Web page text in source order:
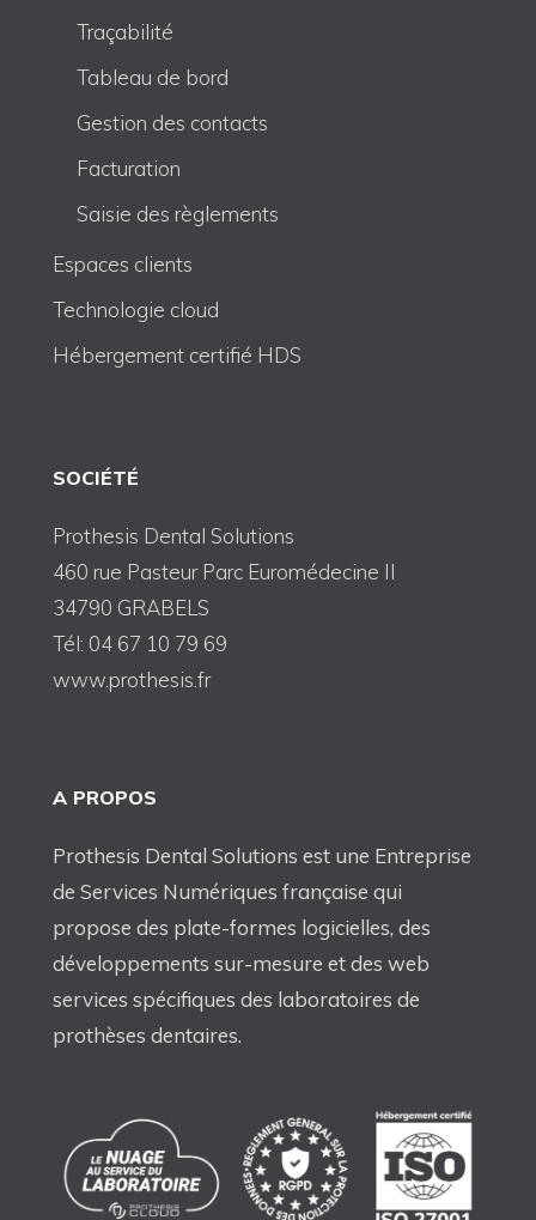
Traçabilité
Tableau de bord
Gestion des contacts
Facturation
Saisie des règlements
Espaces clients
Technologie cloud
Hébergement certifié HDS
SOCIÉTÉ
Prothesis Dental Solutions
460 rue Pasteur Parc Euromédecine II
34790 GRABELS
Tél: 04 67 10 79 69
www.prothesis.fr
A PROPOS
Prothesis Dental Solutions est une Entreprise
de Services Numériques française qui
propose des plate-formes logicielles, des
développements sur-mesure et des web
services spécifiques des laboratoires de
prothèses dentaires.